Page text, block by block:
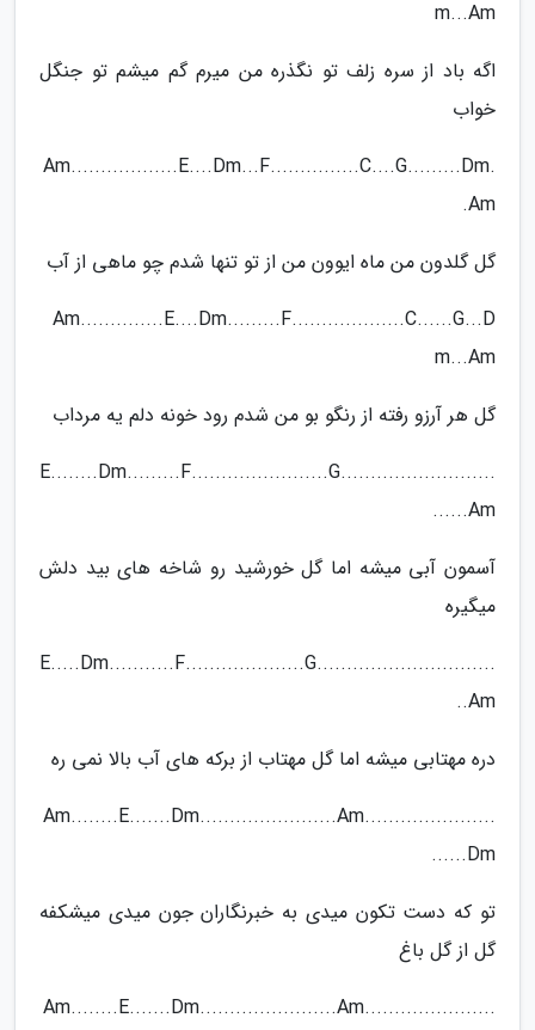
m...Am
اگه باد از سره زلف تو نگذره من میرم گم میشم تو جنگل
خواب
Am..................E....Dm...F...............C....G.........Dm.
.Am
گل گلدون من ماه ایوون من از تو تنها شدم چو ماهی از آب
Am..............E....Dm.........F...................C......G...D
m...Am
گل هر آرزو رفته از رنگو بو من شدم رود خونه دلم یه مرداب
E........Dm.........F.......................G..........................
......Am
آسمون آبی میشه اما گل خورشید رو شاخه های بید دلش
میگیره
E.....Dm...........F....................G..............................
..Am
دره مهتابی میشه اما گل مهتاب از برکه های آب بالا نمی ره
Am........E.......Dm.......................Am......................
......Dm
تو که دست تکون میدی به خبرنگاران جون میدی میشکفه
گل از گل باغ
Am........E.......Dm.......................Am......................